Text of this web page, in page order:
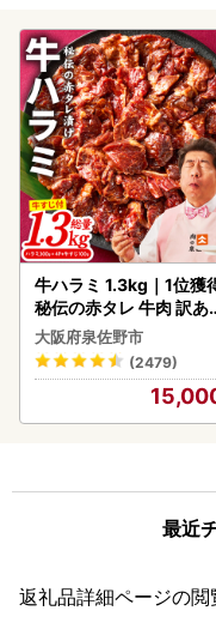
牛ハラミ 1.3kg｜1位獲
秘伝の赤タレ 牛肉 訳あ
焼肉 BBQ
大阪府泉佐野市
(2479)
最近
返礼品詳細ページの閲